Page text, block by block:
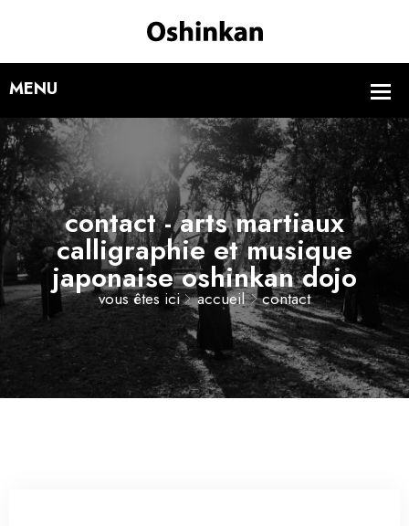
contact - arts martiaux
calligraphie et musique
japonaise oshinkan dojo
vous êtes ici accueil contact